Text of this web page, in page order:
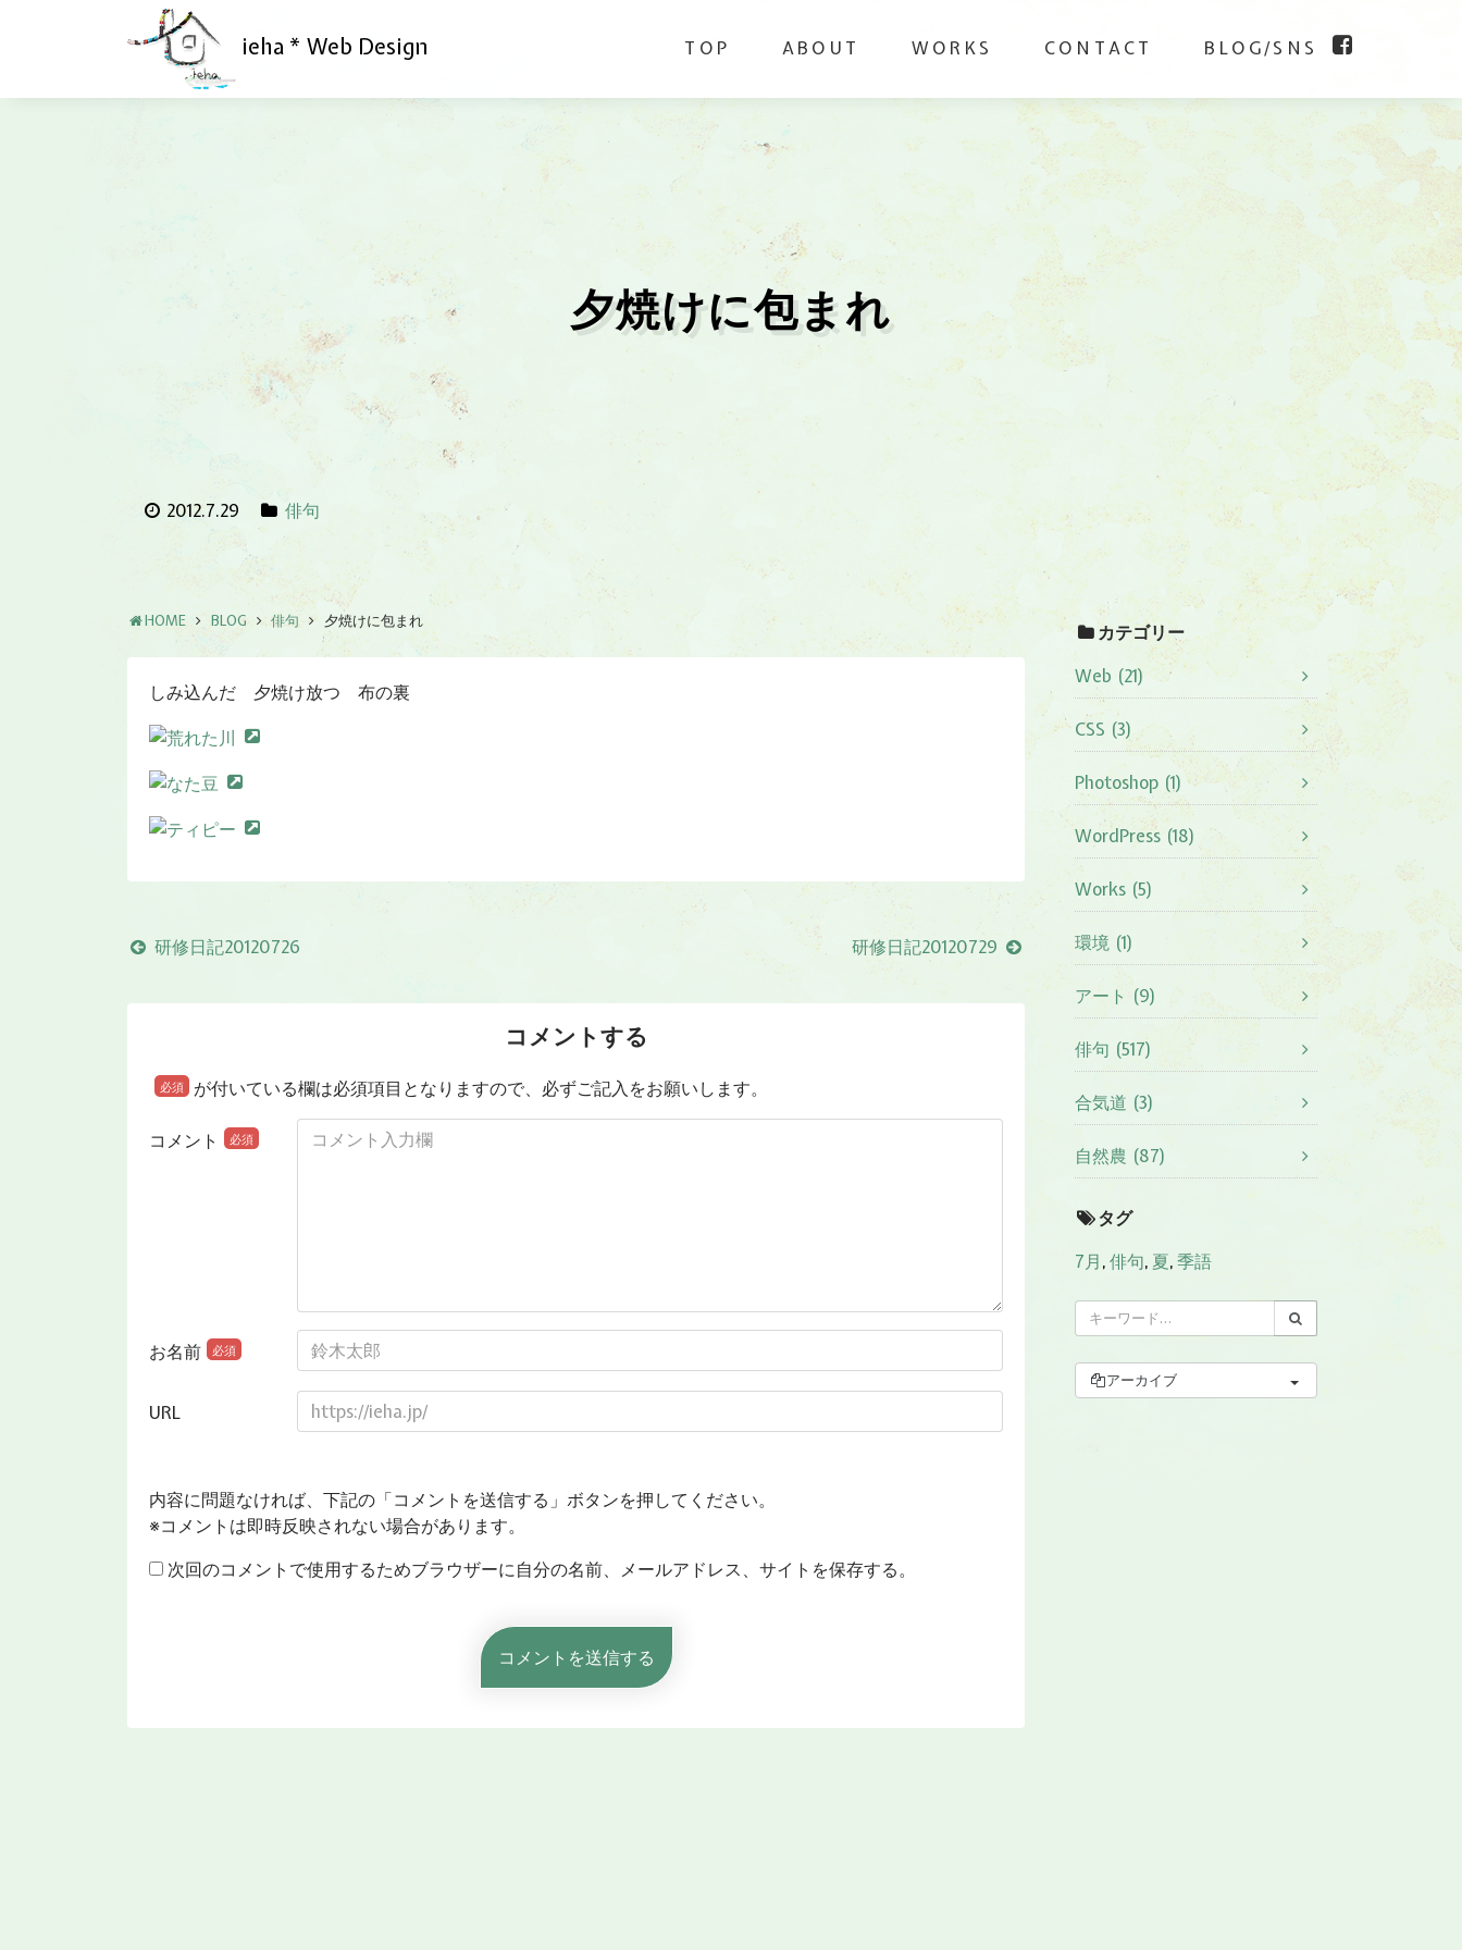
ieha * Web Design TOP ABOUT WORKS CONTACT BLOG/SNS
夕焼けに包まれ
2012.7.29 俳句
HOME BLOG 俳句 夕焼けに包まれ
しみ込んだ 夕焼け放つ 布の裏
研修日記20120726 研修日記20120729
コメントする
必須 が付いている欄は必須項目となりますので、必ずご記入をお願いします。
コメント 必須
お名前 必須
URL
内容に問題なければ、下記の「コメントを送信する」ボタンを押してください。
※コメントは即時反映されない場合があります。
次回のコメントで使用するためブラウザーに自分の名前、メールアドレス、サイトを保存する。
カテゴリー
Web (21)
CSS (3)
Photoshop (1)
WordPress (18)
Works (5)
環境 (1)
アート (9)
俳句 (517)
合気道 (3)
自然農 (87)
タグ
7月,俳句, 夏,季語
アーカイブ